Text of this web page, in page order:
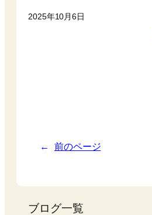
2025年10月6日
← 前のページ
ブログ一覧